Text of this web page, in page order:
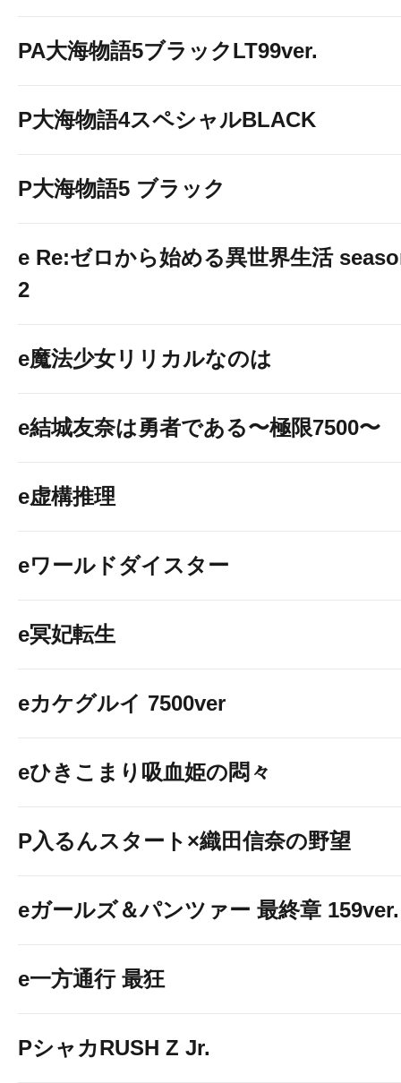
PA大海物語5ブラックLT99ver.
P大海物語4スペシャルBLACK
P大海物語5 ブラック
e Re:ゼロから始める異世界生活
2
e魔法少女リリカルなのは
e結城友奈は勇者である〜極限7500〜
e虚構推理
eワールドダイスター
e冥妃転生
eカケグルイ 7500ver
eひきこまり吸血姫の悶々
P入るんスタート×織田信奈の野望
eガールズ＆パンツァー 最終章 159ver.
e一方通行 最狂
PシャカRUSH Z Jr.